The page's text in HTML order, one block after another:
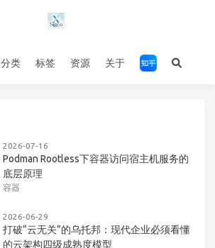
分类 标签 资源 关于
2026-07-16
Podman Rootless下容器访问宿主机服务的
底层原理
容器
2026-06-29
打破“云无关”的乌托邦：现代企业必须看懂
的云架构四级成熟度模型